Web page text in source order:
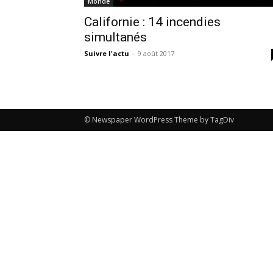
Californie : 14 incendies
simultanés
Suivre l'actu - 9 août 2017
© Newspaper WordPress Theme by TagDiv